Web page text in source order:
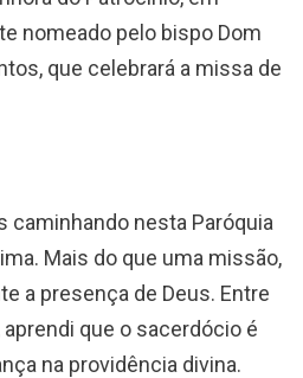
nomeado pelo bispo Dom
que celebrará a missa de
caminhando nesta Paróquia
Mais do que uma missão,
a presença de Deus. Entre
que o sacerdócio é
na providência divina.